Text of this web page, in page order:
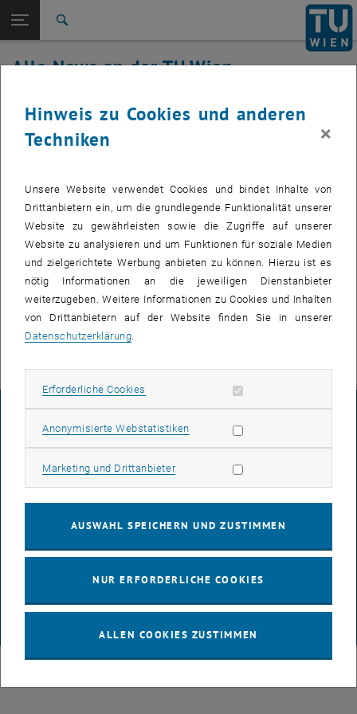
TU Login
Quicklinks
Quicklinks-Menü umschalten
Studium
International
Zur 1. Menü Ebene
Alle News
Zurück: Subseiten von TU Wien Startseite auflisten
Zurück zur letzten Ebene:
TU Wien Startseite
Alle News an der TU Wien
28. Februar 2019
u:book Aktion: 25.02. - 24.03.2019
Das u:book-Verkaufsfenster im Sommersemester 2019 ist
von 25.02. bis 24.03.2019 geöffnet.
Informationen zu u:book (Laptops, Tablets und Convertibles von
hoher Qualität mit einem umfangreichen Serviceangebot) finden Sie
www.it.tuwien.ac.at/ubook/
© TU Wien# 116210
BARRIEREFREIHEITSERKLÄRUNG
DATENSCHUTZERKLÄRUNG (PDF)
COOKIEEINSTELLUNGEN
Hinweis zu Cookies und anderen
Techniken
×
Unsere Website verwendet Cookies und bindet Inhalte von
Drittanbietern ein, um die grundlegende Funktionalität unserer
Website zu gewährleisten sowie die Zugriffe auf unserer
Website zu analysieren und um Funktionen für soziale Medien
und zielgerichtete Werbung anbieten zu können. Hierzu ist es
nötig Informationen an die jeweiligen Dienstanbieter
weiterzugeben. Weitere Informationen zu Cookies und Inhalten
von Drittanbietern auf der Website finden Sie in unserer
Datenschutzerklärung.
Erforderliche Cookies Erforderliche Cookies zulassen
Anonymisierte WebstatistikenStatistik Cookies zulassen
Marketing und DrittanbieterMarketing Cookies zulassen
AUSWAHL SPEICHERN UND ZUSTIMMEN
NUR ERFORDERLICHE COOKIES
ALLEN COOKIES ZUSTIMMEN